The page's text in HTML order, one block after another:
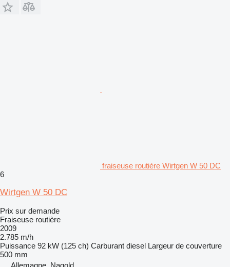
fraiseuse routière Wirtgen W 50 DC
6
Wirtgen W 50 DC
Prix sur demande
Fraiseuse routière
2009
2.785 m/h
Puissance 92 kW (125 ch) Carburant diesel Largeur de couverture
500 mm
Allemagne, Nagold